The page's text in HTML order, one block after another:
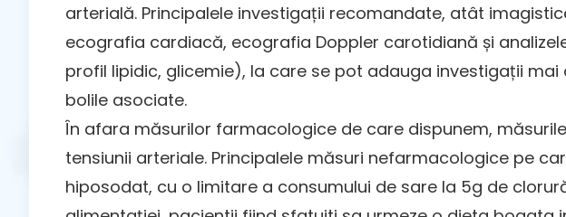
arterială. Principalele investigații recomandate, atât
ecografia cardiacă, ecografia Doppler carotidiană și
profil lipidic, glicemie), la care se pot adauga investigații
bolile asociate.
În afara măsurilor farmacologice de care dispunem,
tensiunii arteriale. Principalele măsuri nefarmacologice pe
hiposodat, cu o limitare a consumului de sare la 5g de